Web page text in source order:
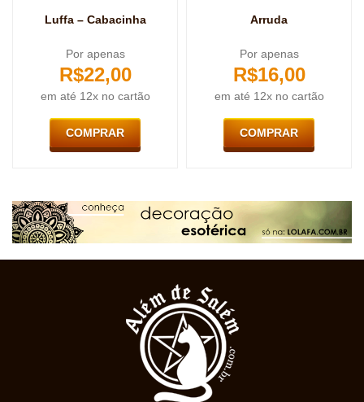
Luffa – Cabacinha
Por apenas
R$22,00
em até 12x no cartão
COMPRAR
Arruda
Por apenas
R$16,00
em até 12x no cartão
COMPRAR